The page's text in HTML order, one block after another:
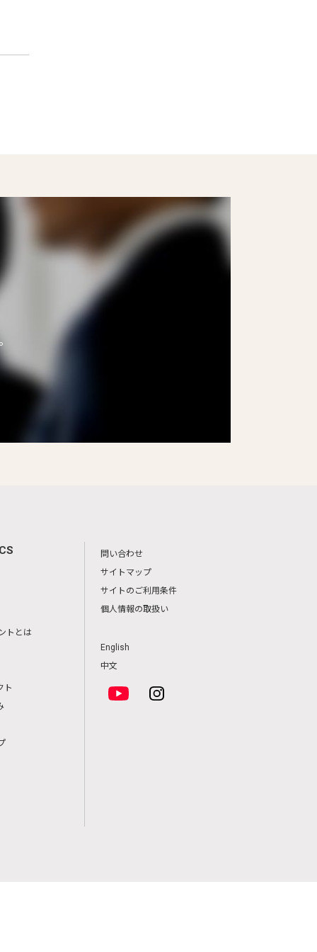
トとは
ト
問い合わせ
サイトマップ
サイトのご利用条件
個人情報の取扱い
English
中文